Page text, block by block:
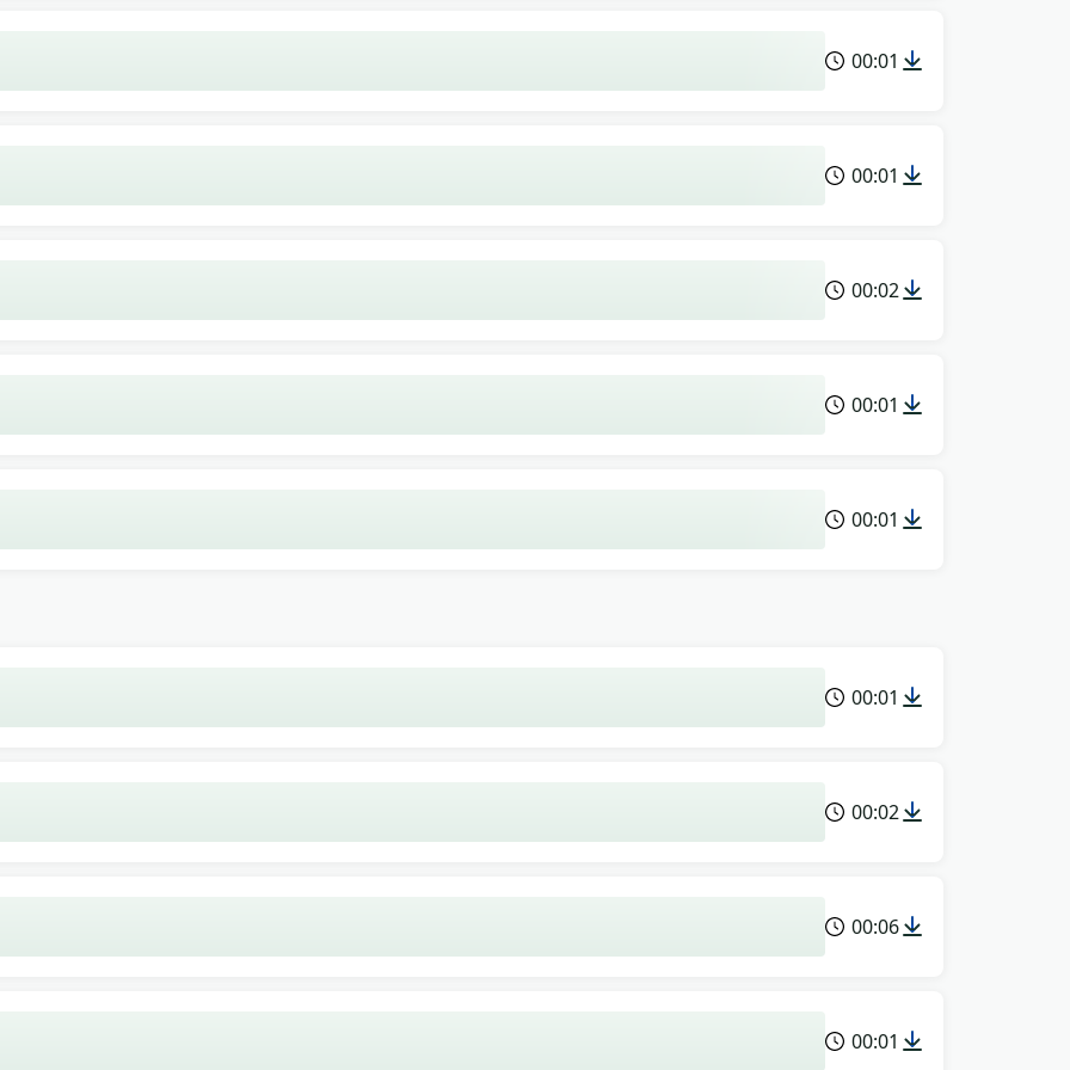
00:01
00:01
00:02
00:01
00:01
00:01
00:02
00:06
00:01